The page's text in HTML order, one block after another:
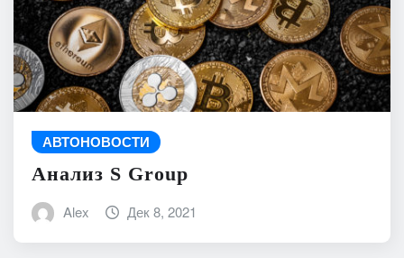
АВТОНОВОСТИ
Анализ S Group
Alex Дек 8, 2021